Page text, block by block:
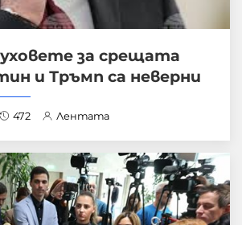
за срещата
и Тръмп са неверни
472 Лентата